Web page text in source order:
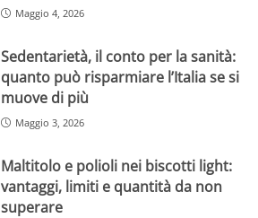
Maggio 4, 2026
Sedentarietà, il conto per la sanità:
quanto può risparmiare l’Italia se si
muove di più
Maggio 3, 2026
Maltitolo e polioli nei biscotti light:
vantaggi, limiti e quantità da non
superare